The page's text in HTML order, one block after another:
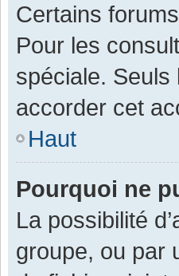
Certains
Pour les
spéciale.
accorder cet
Haut
Pourquoi ne
La possibilité
groupe, ou par